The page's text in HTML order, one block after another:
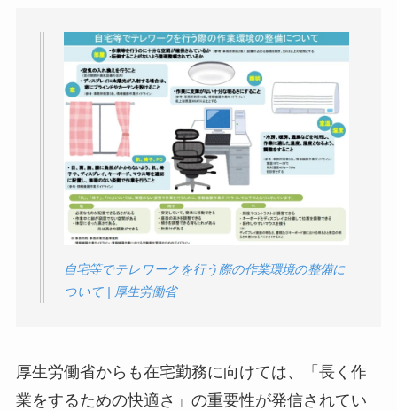
自宅等でテレワークを行う際の作業環境の整備に
ついて | 厚生労働省
厚生労働省からも在宅勤務に向けては、「長く作
業をするための快適さ」の重要性が発信されてい